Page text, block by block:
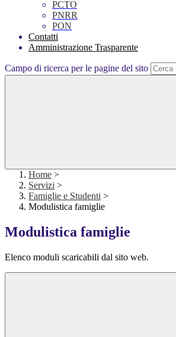
PCTO
PNRR
PON
Contatti
Amministrazione Trasparente
Campo di ricerca per le pagine del sito
Home >
Servizi >
Famiglie e Studenti >
Modulistica famiglie
Modulistica famiglie
Elenco moduli scaricabili dal sito web.